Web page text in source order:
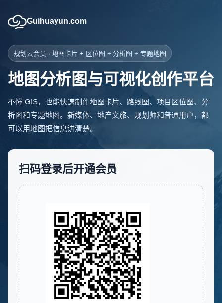
Guihuayun.com
规划云会员 · 地图卡片 + 区位图 + 分析图 + 专题地图
地图分析图与可视化创作平台
不懂 GIS，也能快速制作地图卡片、路线图、项目区位图、分
析图和专题地图。新媒体、地产文旅、规划师和普通用户，都
可以用地图把信息讲清楚。
扫码登录后开通会员